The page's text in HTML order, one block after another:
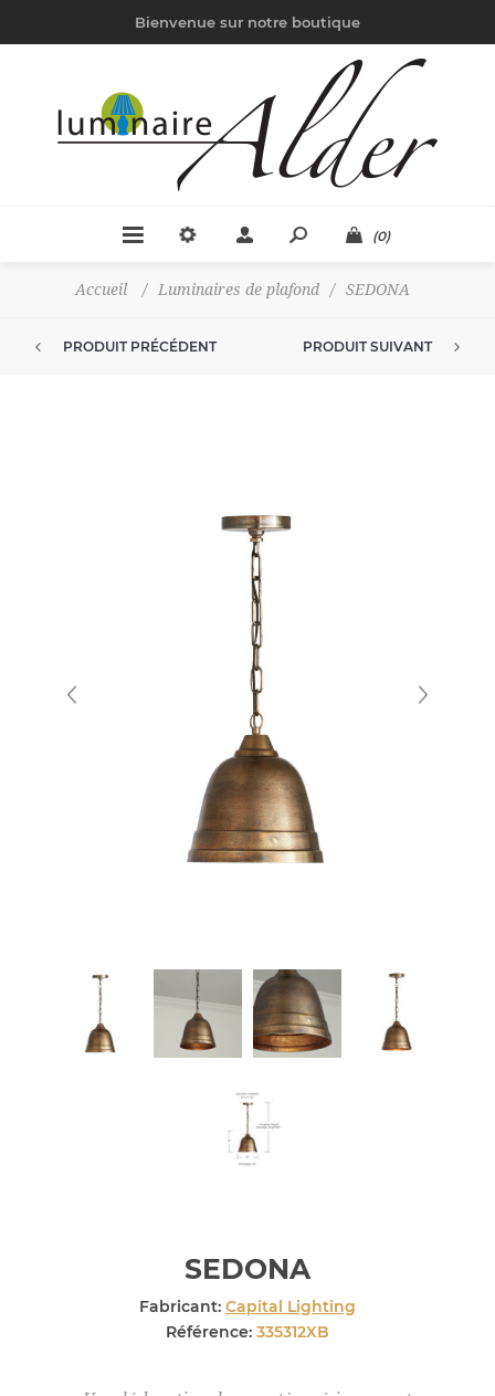
Bienvenue sur notre boutique
(0)
Accueil / Luminaires de plafond / SEDONA
PRODUIT PRÉCÉDENT PRODUIT SUIVANT
SEDONA
Fabricant: Capital Lighting
Référence: 335312XB